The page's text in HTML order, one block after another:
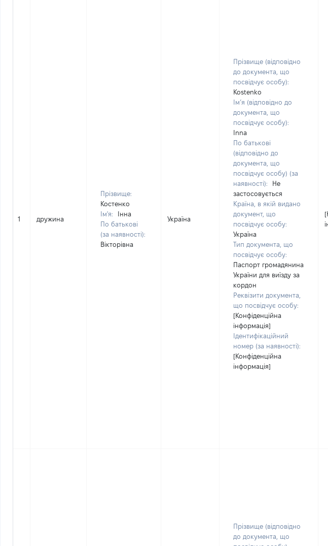
1 дружина
Прізвище:
Костенко
Ім'я:
Інна
По батькові
(за наявності):
Вікторівна
Україна
Прізвище (відповідно
до документа, що
посвідчує особу):
Kostenko
Ім’я (відповідно до
документа, що
посвідчує особу):
Inna
По батькові
(відповідно до
документа, що
посвідчує особу) (за
наявності):
Не
застосовується
Країна, в якій видано
документ, що
посвідчує особу:
Україна
Тип документа, що
посвідчує особу:
Паспорт громадянина
України для виїзду за
кордон
Реквізити документа,
що посвідчує особу:
[Конфіденційна
інформація]
Ідентифікаційний
номер (за наявності):
[Конфіденційна
інформація]
Прізвище (відповідно
до документа, що